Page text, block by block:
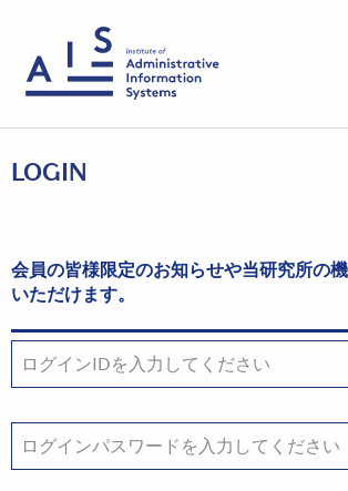
LOGIN
会員の皆様限定のお知らせや当研究所の
いただけます。